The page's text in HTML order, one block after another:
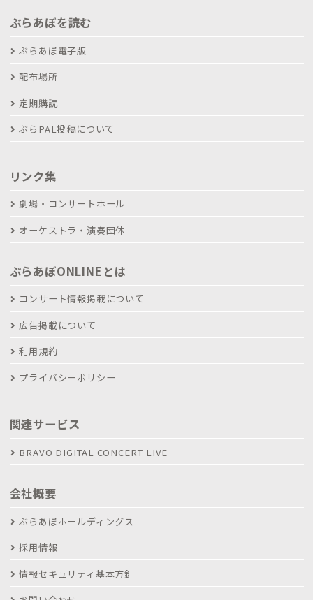
ぶらあぼを読む
ぶらあぼ電子版
配布場所
定期購読
ぶらPAL投稿について
リンク集
劇場・コンサートホール
オーケストラ・演奏団体
ぶらあぼONLINEとは
コンサート情報掲載について
広告掲載について
利用規約
プライバシーポリシー
関連サービス
BRAVO DIGITAL CONCERT LIVE
会社概要
ぶらあぼホールディングス
採用情報
情報セキュリティ基本方針